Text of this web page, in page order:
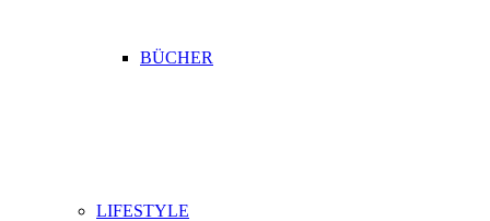
BÜCHER
LIFESTYLE